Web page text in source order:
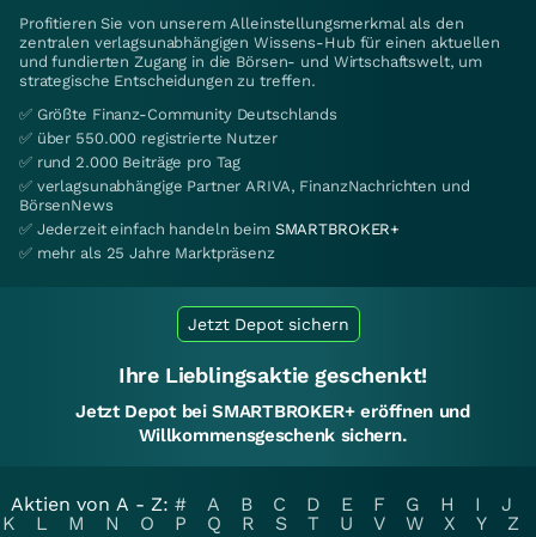
Profitieren Sie von unserem Alleinstellungsmerkmal als den
zentralen verlagsunabhängigen Wissens-Hub für einen aktuellen
und fundierten Zugang in die Börsen- und Wirtschaftswelt, um
strategische Entscheidungen zu treffen.
✅ Größte Finanz-Community Deutschlands
✅ über 550.000 registrierte Nutzer
✅ rund 2.000 Beiträge pro Tag
✅ verlagsunabhängige Partner ARIVA, FinanzNachrichten und
BörsenNews
✅ Jederzeit einfach handeln beim SMARTBROKER+
✅ mehr als 25 Jahre Marktpräsenz
Jetzt Depot sichern
Ihre Lieblingsaktie geschenkt!
Jetzt Depot bei SMARTBROKER+ eröffnen und
Willkommensgeschenk sichern.
Aktien von A - Z: # A B C D E F G H I
J
K
L M N O P Q R S T U V W X Y
Z